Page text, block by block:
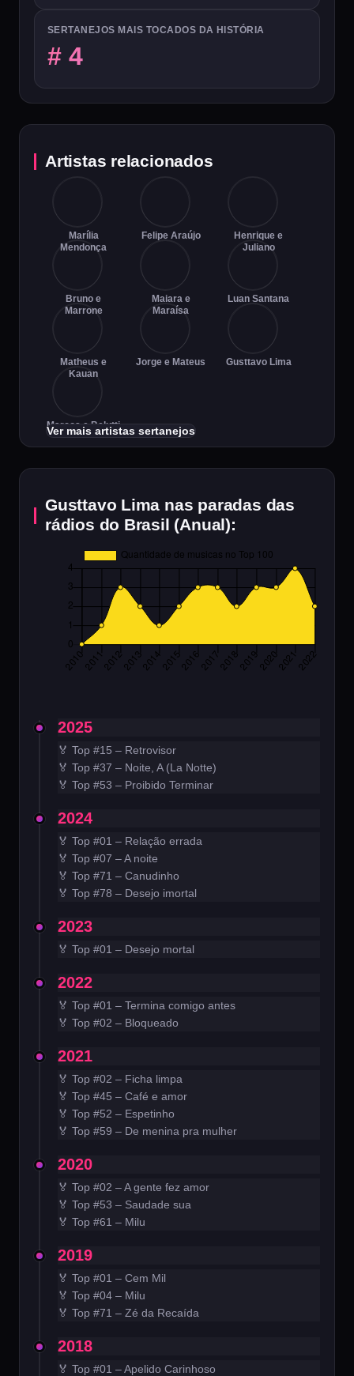
Gusttavo Lima nas paradas das
rádios do Brasil (Anual):
2025
🏅 Top #15 – Retrovisor
🏅 Top #37 – Noite, A (La Notte)
🏅 Top #53 – Proibido Terminar
2024
🏅 Top #01 – Relação errada
🏅 Top #07 – A noite
🏅 Top #71 – Canudinho
🏅 Top #78 – Desejo imortal
2023
🏅 Top #01 – Desejo mortal
2022
🏅 Top #01 – Termina comigo antes
🏅 Top #02 – Bloqueado
2021
🏅 Top #02 – Ficha limpa
🏅 Top #45 – Café e amor
🏅 Top #52 – Espetinho
🏅 Top #59 – De menina pra mulher
2020
🏅 Top #02 – A gente fez amor
🏅 Top #53 – Saudade sua
🏅 Top #61 – Milu
2019
🏅 Top #01 – Cem Mil
🏅 Top #04 – Milu
🏅 Top #71 – Zé da Recaída
2018
🏅 Top #01 – Apelido Carinhoso
Artistas relacionados
Marília
Mendonça
Felipe Araújo
Henrique e
Juliano
Bruno e
Marrone
Maiara e
Maraísa
Luan Santana
Matheus e
Kauan
Jorge e Mateus Gusttavo Lima
Marcos e Belutti
Ver mais artistas sertanejos
SERTANEJOS MAIS TOCADOS DA HISTÓRIA
# 4